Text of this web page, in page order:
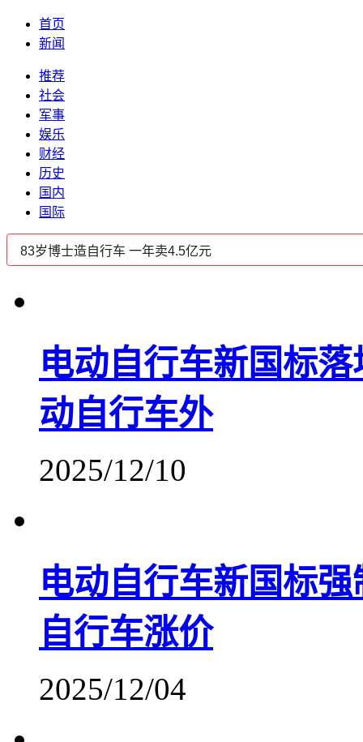
首页
新闻
推荐
社会
军事
娱乐
财经
历史
国内
国际
电动自行车新国标
动自行车外
2025/12/10
电动自行车新国标
自行车涨价
2025/12/04